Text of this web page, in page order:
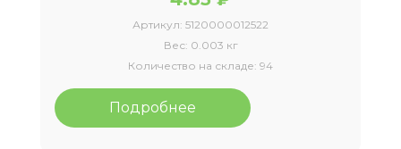
Артикул: 5120000012522
Вес: 0.003 кг
Количество на складе: 94
Подробнее